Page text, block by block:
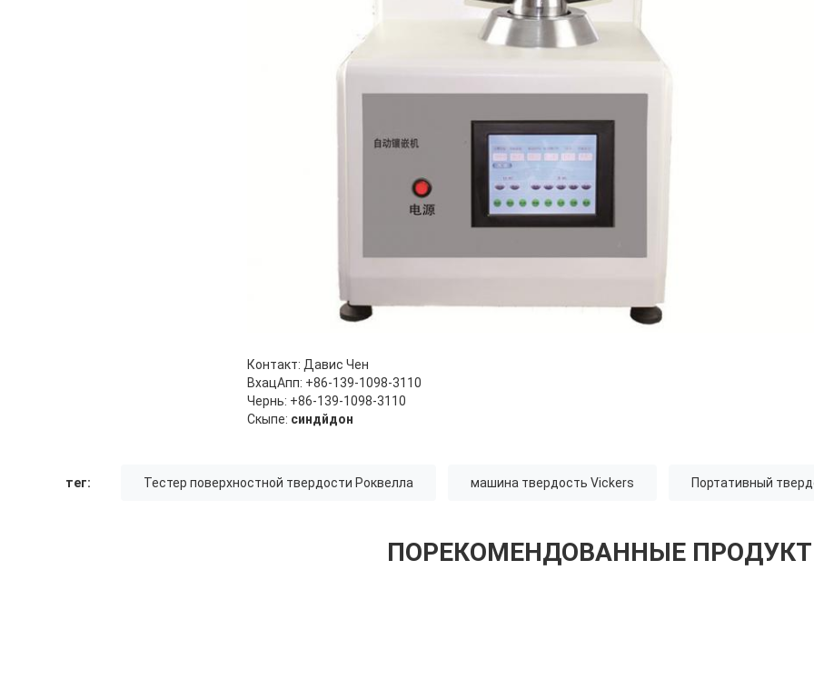
Контакт: Давис Чен
ВхацАпп: +86-139-1098-3110
Чернь: +86-139-1098-3110
Скыпе: синдйдон
тег: Тестер поверхностной твердости Роквелла машина твердость Vickers Портативный
ПОРЕКОМЕНДОВАННЫЕ